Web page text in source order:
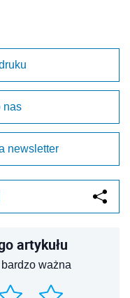
nas
newsletter
artykułu
ważna